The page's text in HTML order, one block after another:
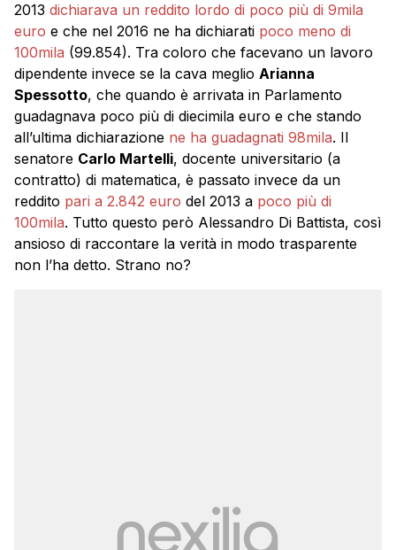
2013 dichiarava un reddito lordo di poco più di 9mila
euro e che nel 2016 ne ha dichiarati poco meno di
100mila (99.854). Tra coloro che facevano un lavoro
dipendente invece se la cava meglio Arianna
Spessotto, che quando è arrivata in Parlamento
guadagnava poco più di diecimila euro e che stando
all’ultima dichiarazione ne ha guadagnati 98mila. Il
senatore Carlo Martelli, docente universitario (a
contratto) di matematica, è passato invece da un
reddito pari a 2.842 euro del 2013 a poco più di
100mila. Tutto questo però Alessandro Di Battista, così
ansioso di raccontare la verità in modo trasparente
non l’ha detto. Strano no?